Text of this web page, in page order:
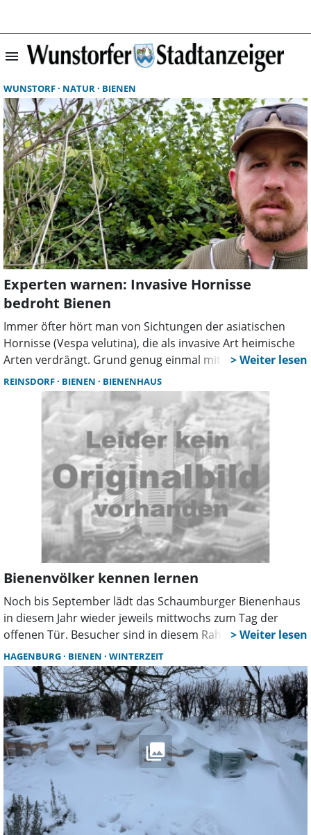
menu
WUNSTORF NATUR BIENEN
Experten warnen: Invasive Hornisse
bedroht Bienen
Immer öfter hört man von Sichtungen der asiatischen
Hornisse (Vespa velutina), die als invasive Art heimische
Arten verdrängt. Grund genug einmal mit Marcel Müller-
Meißner zu sprechen. Er ist Wespenberater und
Hornissenberater in der Region Hannover und im
Landkreis Schaumburg.
REINSDORF BIENEN BIENENHAUS
Bienenvölker kennen lernen
Noch bis September lädt das Schaumburger Bienenhaus
in diesem Jahr wieder jeweils mittwochs zum Tag der
offenen Tür. Besucher sind in diesem Rahmen von 14 Uhr
bis 18 Uhr dazu eingeladen, die Bienenvölker hautnah
kennenzulernen.
HAGENBURG BIENEN WINTERZEIT